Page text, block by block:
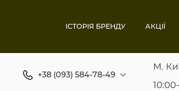
ІСТОРІЯ БРЕНДУ АКЦІЇ
+38 (093) 584-78-49
М.